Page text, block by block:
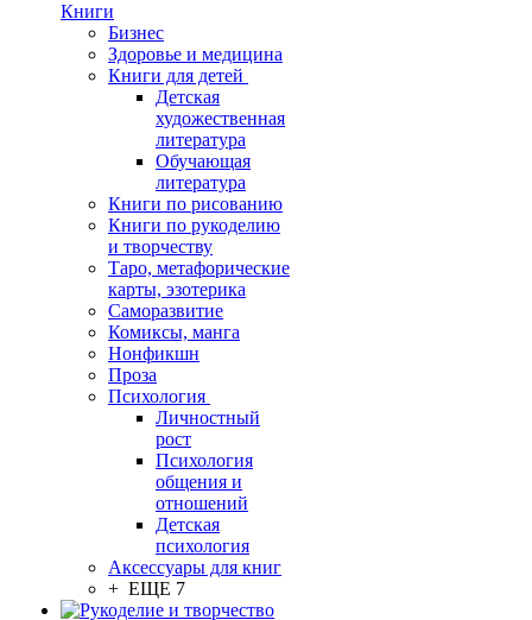
Книги
Бизнес
Здоровье и медицина
Книги для детей
Детская
художественная
литература
Обучающая
литература
Книги по рисованию
Книги по рукоделию
и творчеству
Таро, метафорические
карты, эзотерика
Саморазвитие
Комиксы, манга
Нонфикшн
Проза
Психология
Личностный
рост
Психология
общения и
отношений
Детская
психология
Аксессуары для книг
+ ЕЩЕ 7